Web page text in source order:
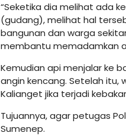
“Seketika dia melihat ada
(gudang), melihat hal
bangunan dan warga
membantu memadamkan
Kemudian api menjalar ke
angin kencang. Setelah itu,
Kalianget jika terjadi
Tujuannya, agar petugas
Sumenep.